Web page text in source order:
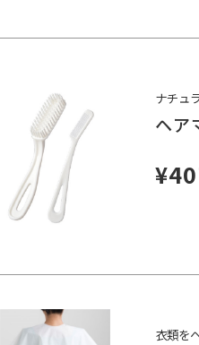
ナチュ
ヘア
衣類を